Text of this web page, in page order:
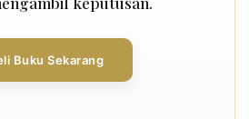
Buku Sekarang